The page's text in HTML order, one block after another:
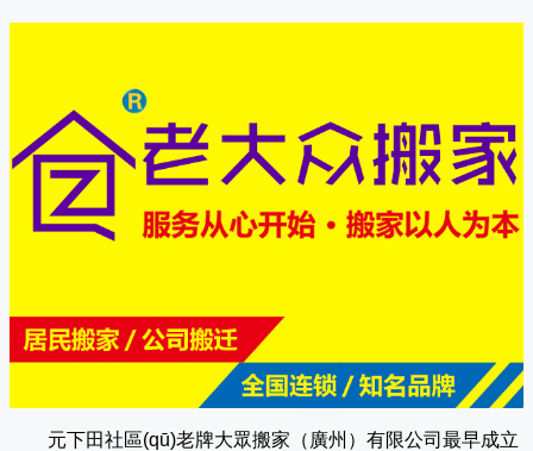
元下田社區(qū)老牌大眾搬家（廣州）有限公司 最早成立